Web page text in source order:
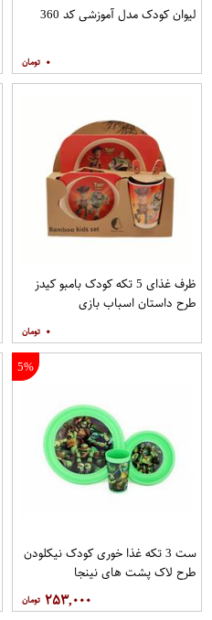
لیوان کودک مدل آموزشی کد 360
۰
ظرف غذای 5 تکه کودک بامبو کیدز
طرح داستان اسباب بازی
۰
5%
ست 3 تکه غذا خوری کودک نیکلودن
طرح لاک پشت های نینجا
۲۵۳,۰۰۰